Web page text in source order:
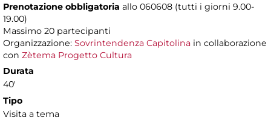
Prenotazione obbligatoria allo 060608 (tutti i giorni 9.00-
19.00)
Massimo 20 partecipanti
Organizzazione: Sovrintendenza Capitolina in collaborazione
con Zètema Progetto Cultura
Durata
40'
Tipo
Visita a tema